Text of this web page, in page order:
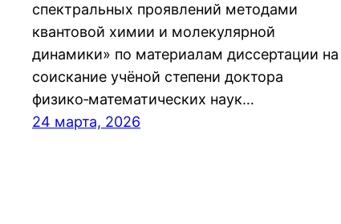
спектральных проявлений методами
квантовой химии и молекулярной
динамики» по материалам диссертации на
соискание учёной степени доктора
физико‑математических наук…
24 марта, 2026